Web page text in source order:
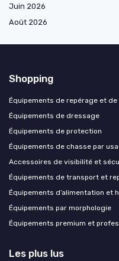
Juin 2026
Août 2026
Shopping
Équipements de repérage et de
Équipements de dressage
Équipements de protection
Équipements de chasse par
Accessoires de visibilité et
Équipements de transport et
Équipements d’alimentation et
Équipements par morphologie
Équipements premium et
Les plus lus